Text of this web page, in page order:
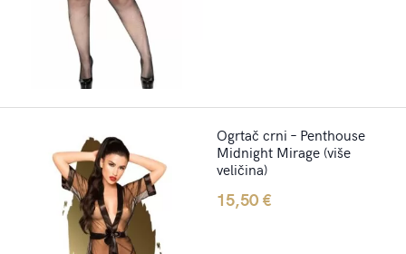
Ogrtač crni – Penthouse
Midnight Mirage (više
veličina)
15,50€